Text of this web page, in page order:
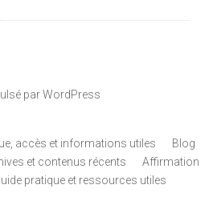
parWordPress
accès et informations utiles
Blog
et contenus récents
Affirmation
pratique et ressources utiles